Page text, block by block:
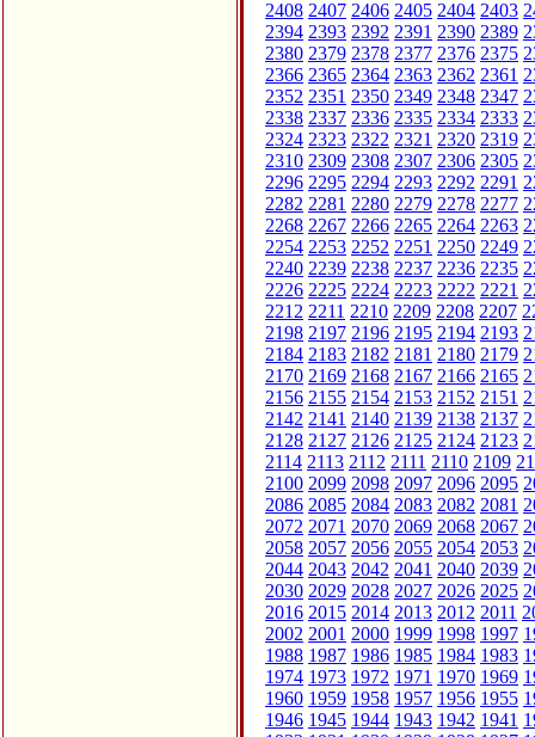
2408 2407 2406 2405 2404 2403
2394 2393 2392 2391 2390 2389
2380 2379 2378 2377 2376 2375
2366 2365 2364 2363 2362 2361
2352 2351 2350 2349 2348 2347
2338 2337 2336 2335 2334 2333
2324 2323 2322 2321 2320 2319
2310 2309 2308 2307 2306 2305
2296 2295 2294 2293 2292 2291
2282 2281 2280 2279 2278 2277
2268 2267 2266 2265 2264 2263
2254 2253 2252 2251 2250 2249
2240 2239 2238 2237 2236 2235
2226 2225 2224 2223 2222 2221
2212 2211 2210 2209 2208 2207
2198 2197 2196 2195 2194 2193
2184 2183 2182 2181 2180 2179
2170 2169 2168 2167 2166 2165
2156 2155 2154 2153 2152 2151
2142 2141 2140 2139 2138 2137
2128 2127 2126 2125 2124 2123
2114 2113 2112 2111 2110 2109
2100 2099 2098 2097 2096 2095
2086 2085 2084 2083 2082 2081
2072 2071 2070 2069 2068 2067
2058 2057 2056 2055 2054 2053
2044 2043 2042 2041 2040 2039
2030 2029 2028 2027 2026 2025
2016 2015 2014 2013 2012 2011
2002 2001 2000 1999 1998 1997
1988 1987 1986 1985 1984 1983
1974 1973 1972 1971 1970 1969
1960 1959 1958 1957 1956 1955
1946 1945 1944 1943 1942 1941